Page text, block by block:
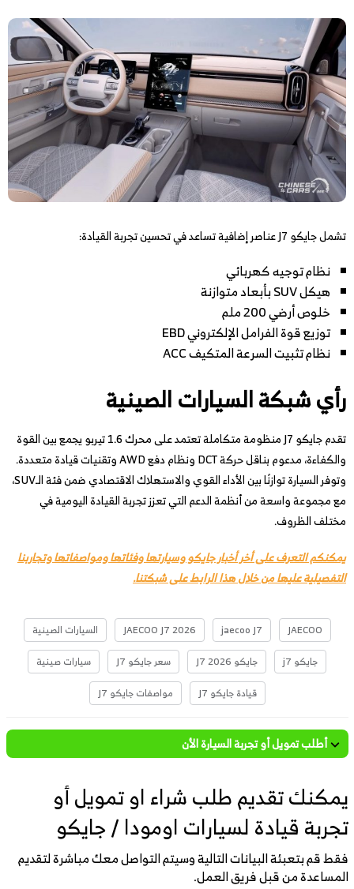
تشمل جايكو J7 عناصر إضافية تساعد في تحسين تجربة القيادة:
نظام توجيه كهربائي
هيكل SUV بأبعاد متوازنة
خلوص أرضي 200 ملم
توزيع قوة الفرامل الإلكتروني EBD
نظام تثبيت السرعة المتكيف ACC
رأي شبكة السيارات الصينية
تقدم جايكو J7 منظومة متكاملة تعتمد على محرك 1.6 تيربو يجمع بين القوة
والكفاءة، مدعوم بناقل حركة DCT ونظام دفع AWD وتقنيات قيادة متعددة.
وتوفر السيارة توازنًا بين الأداء القوي والاستهلاك الاقتصادي ضمن فئة الـSUV،
مع مجموعة واسعة من أنظمة الدعم التي تعزز تجربة القيادة اليومية في
مختلف الظروف.
يمكنكم التعرف على أخر أخبار جايكو وسيارتها وفئاتها ومواصفاتها وتجاربنا
التفصيلية عليها من خلال هذا الرابط على شبكتنا.
JAECOO
jaecoo J7
JAECOO J7 2026
السيارات الصينية
جايكو j7
جايكو J7 2026 سعر جايكو J7
سيارات صينية
قيادة جايكو J7
مواصفات جايكو J7
أطلب تمويل أو تجربة السيارة الأن
يمكنك تقديم طلب شراء او تمويل أو
تجربة قيادة لسيارات اومودا / جايكو
فقط قم بتعبئة البيانات التالية وسيتم التواصل معك مباشرة لتقديم
المساعدة من قبل فريق العمل.